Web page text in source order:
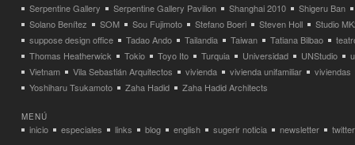
Serpentine Gallery
Serpentine Gallery Pavilion Shanghai 2010
Shigeru Ban
Solano Benítez
SOM Sou Fujimoto Stefano Boeri Steven Holl
Studio
suppose design office
Tadao Ando Tailandia Taiwan Tatiana Bilbao
Thomas Heatherwick
Tokio Toyo Ito Turquia Universidad UNStudio
Vietnam
Vila Sebastián Arquitectos vivienda vivienda unifamiliar
viviendas
Yoshiharu Tsukamoto
Zaha Hadid Zaha Hadid Architects
MENÚ
inicio especiales links blog english sugerir noticia newsletter twitter